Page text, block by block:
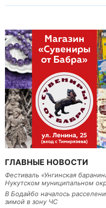
ГЛАВНЫЕ НОВОСТИ
Фестиваль «Унгинская
Нукутском муниципальном
В Бодайбо началось
зимой в зону ЧС